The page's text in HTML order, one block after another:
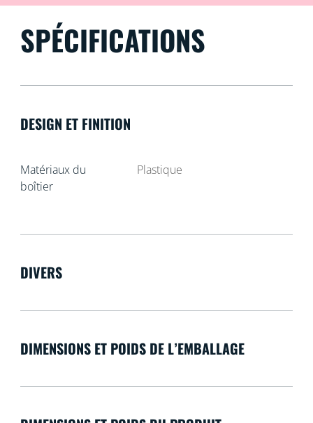
SPÉCIFICATIONS
DESIGN ET FINITION
Matériaux du
boîtier
Plastique
DIVERS
DIMENSIONS ET POIDS DE L’EMBALLAGE